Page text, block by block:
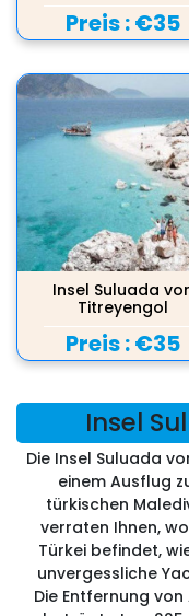
Preis :€35
Insel Suluada
Titreyengol
Preis :€35
Insel
Die Insel Suluada
einem Ausflug
türkischen
verraten Ihnen,
Türkei befindet,
unvergessliche
Die Entfernung